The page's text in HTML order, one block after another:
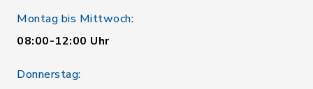
Montag bis Mittwoch:
08:00-12:00 Uhr
Donnerstag: